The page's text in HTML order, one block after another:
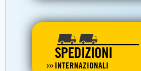
SPEDIZIONI
INTERNAZIONALI